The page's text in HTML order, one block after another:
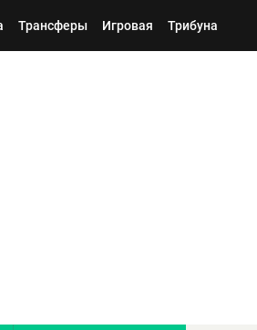
Трансферы Игровая Трибуна